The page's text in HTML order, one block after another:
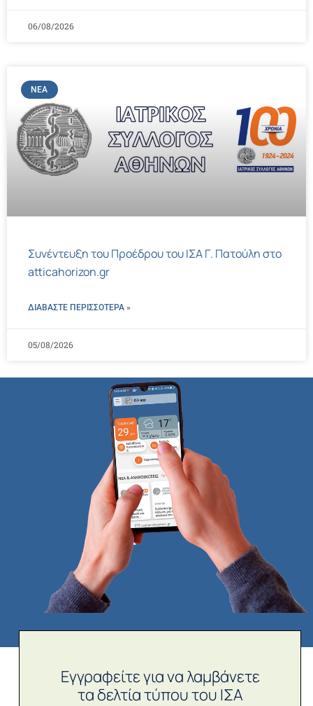
06/08/2026
ΝΈΑ
Συνέντευξη του Προέδρου του ΙΣΑ Γ. Πατούλη στο
atticahorizon.gr
ΔΙΑΒΑΣΤΕ ΠΕΡΙΣΣΌΤΕΡΑ »
05/08/2026
Εγγραφείτε για να λαμβάνετε
τα δελτία τύπου του ΙΣΑ